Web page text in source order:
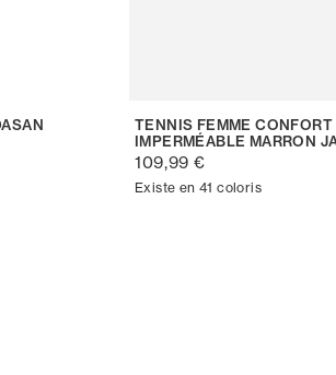
TENNIS FEMME CONFORT
IMPERMÉABLE MARRON
109,99 €
Existe en 41 coloris